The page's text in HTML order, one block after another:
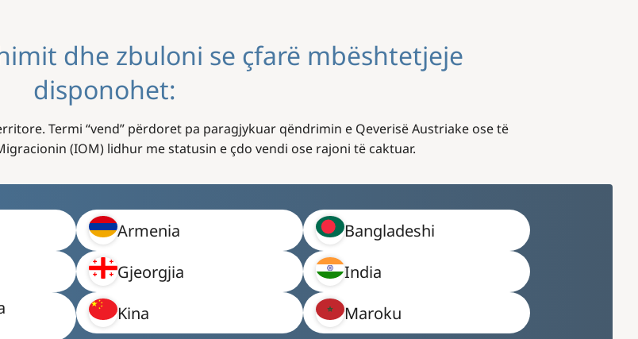
dhe zbuloni se çfarë mbështetjeje
disponohet:
Termi “vend” përdoret pa paragjykuar qëndrimin e Qeverisë Austriake ose të
(IOM) lidhur me statusin e çdo vendi ose rajoni të caktuar.
Armenia
Bangladeshi
Gjeorgjia
India
Kina Maroku